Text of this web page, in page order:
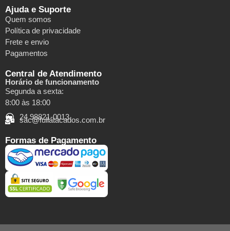
Ajuda e Suporte
Quem somos
Política de privacidade
Frete e envio
Pagamentos
Central de Atendimento
Horário de funcionamento
Segunda a sexta:
8:00 às 18:00
24 98821-0013
sac@fullatacados.com.br
Formas de Pagamento